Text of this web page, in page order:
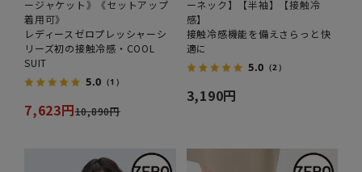
ージャケット》《セットアップ
着用可》
レディースゼロプレッシャーシ
リーズ初の接触冷感・COOL
SUIT
5.0 （1）
7,623円10,890円
ーネック】【半袖】【接触冷
感】
接触冷感機能を備えさらっと快
適に
5.0 （2）
3,190円